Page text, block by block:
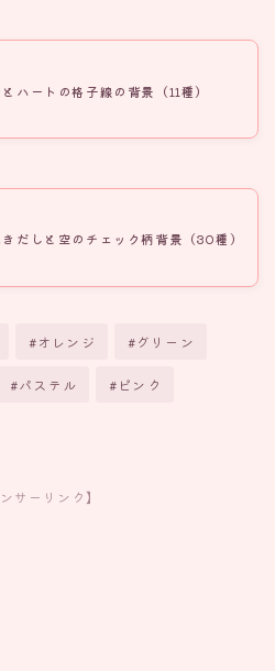
ハートの格子線の背景（11種）
だしと空のチェック柄背景（30種）
#オレンジ #グリーン
#パステル #ピンク
ンサーリンク】